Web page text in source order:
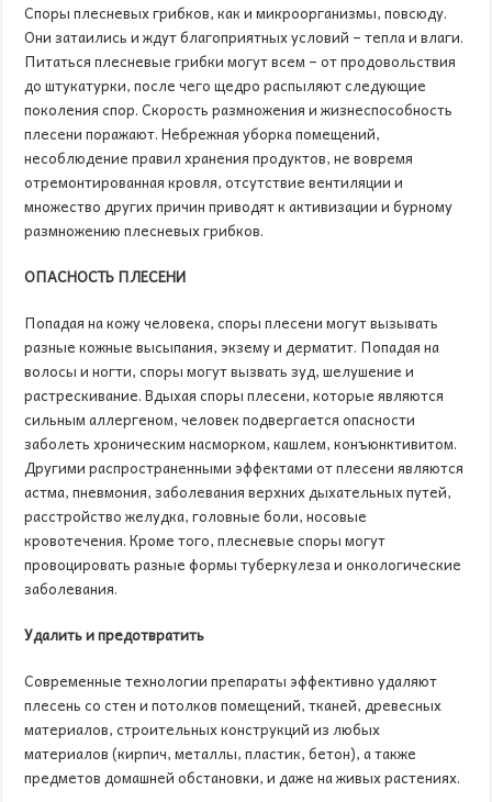
Споры плесневых грибков, как и микроорганизмы, повсюду.
Они затаились и ждут благоприятных условий – тепла и влаги.
Питаться плесневые грибки могут всем – от продовольствия
до штукатурки, после чего щедро распыляют следующие
поколения спор. Скорость размножения и жизнеспособность
плесени поражают. Небрежная уборка помещений,
несоблюдение правил хранения продуктов, не вовремя
отремонтированная кровля, отсутствие вентиляции и
множество других причин приводят к активизации и бурному
размножению плесневых грибков.
ОПАСНОСТЬ ПЛЕСЕНИ
Попадая на кожу человека, споры плесени могут вызывать
разные кожные высыпания, экзему и дерматит. Попадая на
волосы и ногти, споры могут вызвать зуд, шелушение и
растрескивание. Вдыхая споры плесени, которые являются
сильным аллергеном, человек подвергается опасности
заболеть хроническим насморком, кашлем, конъюнктивитом.
Другими распространенными эффектами от плесени являются
астма, пневмония, заболевания верхних дыхательных путей,
расстройство желудка, головные боли, носовые
кровотечения. Кроме того, плесневые споры могут
провоцировать разные формы туберкулеза и онкологические
заболевания.
Удалить и предотвратить
Современные технологии препараты эффективно удаляют
плесень со стен и потолков помещений, тканей, древесных
материалов, строительных конструкций из любых
материалов (кирпич, металлы, пластик, бетон), а также
предметов домашней обстановки, и даже на живых растениях.